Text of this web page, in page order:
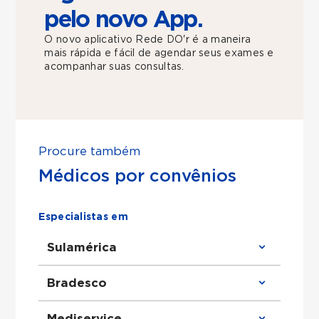
pelo novo App.
O novo aplicativo Rede DO'r é a maneira
mais rápida e fácil de agendar seus exames e
acompanhar suas consultas.
Procure também
Médicos por convênios
Especialistas em
Sulamérica
Clínico Geral atende Sulamérica
Urologista atende Sulamérica
Obstetra atende Sulamérica
Bradesco
Clínico Geral atende Bradesco